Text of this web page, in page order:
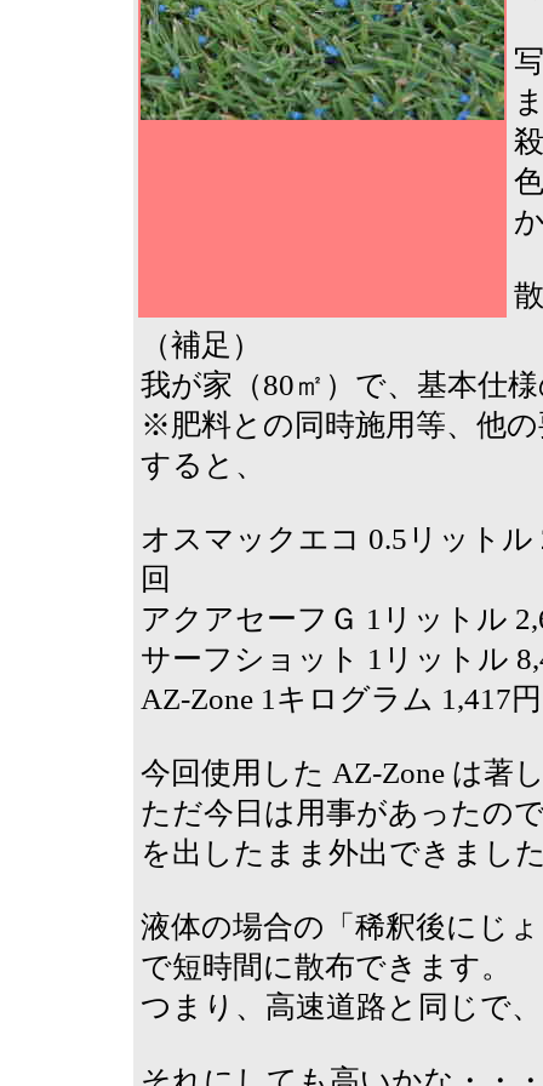
（補足）
我が家（80㎡）で、基本仕
※肥料との同時施用等、他
すると、
オスマックエコ 0.5リットル
回
アクアセーフＧ 1リットル
サーフショット 1リットル
AZ-Zone 1キログラム 1,417
今回使用した AZ-Zone は著
ただ今日は用事があったの
を出したまま外出できまし
液体の場合の「稀釈後にじ
で短時間に散布できます。
つまり、高速道路と同じで